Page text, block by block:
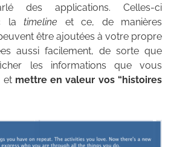
des applications. Celles-ci
latimeline et ce, de manières
être ajoutées à votre propre
aussi facilement, de sorte que
les informations que vous
et mettre en valeur vos “histoires